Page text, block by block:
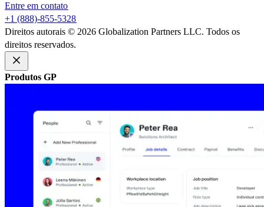
Entre em contato​​
+1 (888)-855-5328​​
Direitos autorais © 2026 Globalization Partners LLC. Todos os
direitos reservados.​​
Produtos GP​​